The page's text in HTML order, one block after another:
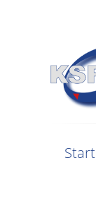
Start